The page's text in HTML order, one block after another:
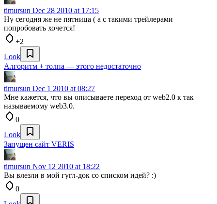
timursun Dec 28 2010 at 17:15
Ну сегодня же не пятница ( а с такими трейлерами
попробовать хочется!
+2
Look
Алгоритм + толпа — этого недостаточно
timursun Dec 1 2010 at 08:27
Мне кажется, что вы описываете переход от web2.0 к так
называемому web3.0.
0
Look
Запущен сайт VERIS
timursun Nov 12 2010 at 18:22
Вы влезли в мой гугл-док со списком идей? :)
0